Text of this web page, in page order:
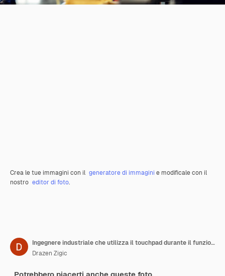
Crea le tue immagini con il generatore di immagini e modificale con il
nostro editor di foto.
Ingegnere industriale che utilizza il touchpad durante il funzionamento di una macchina CNC in una fabbrica
Drazen Zigic